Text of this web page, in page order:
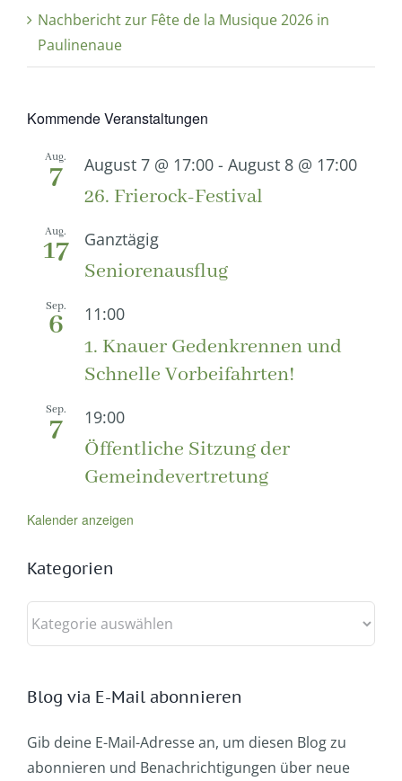
Nachbericht zur Fête de la Musique 2026 in
Paulinenaue
Kommende Veranstaltungen
Aug.
7 August 7 @ 17:00 - August 8 @ 17:00
26. Frierock-Festival
Aug.
17 Ganztägig
Seniorenausflug
Sep.
6 11:00
1. Knauer Gedenkrennen und
Schnelle Vorbeifahrten!
Sep.
7 19:00
Öffentliche Sitzung der
Gemeindevertretung
Kalender anzeigen
Kategorien
Kategorien
Blog via E-Mail abonnieren
Gib deine E-Mail-Adresse an, um diesen Blog zu
abonnieren und Benachrichtigungen über neue